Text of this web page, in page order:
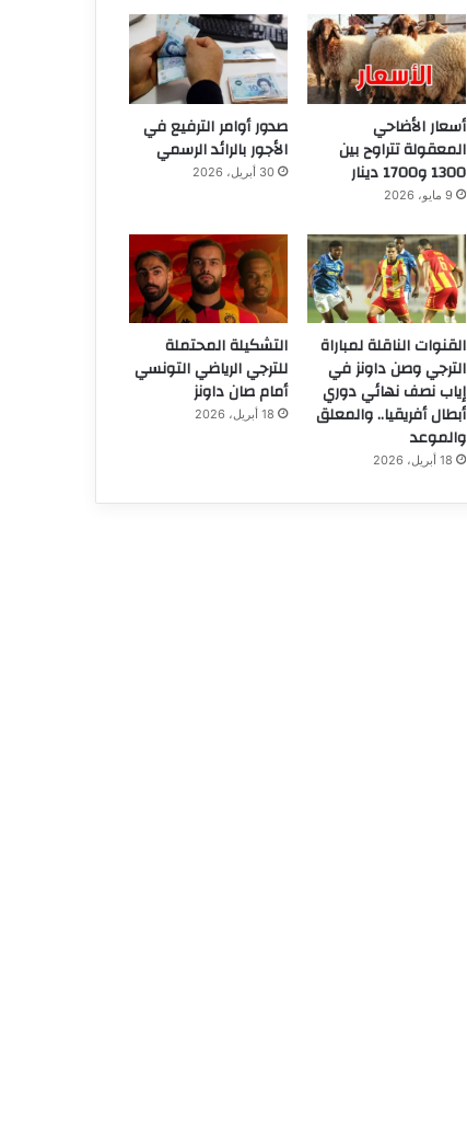
أسعار الأضاحي
المعقولة تتراوح بين
1300 و1700 دينار
9 مايو، 2026
صدور أوامر الترفيع في
الأجور بالرائد الرسمي
30 أبريل، 2026
القنوات الناقلة لمباراة
الترجي وصن داونز في
إياب نصف نهائي دوري
أبطال أفريقيا.. والمعلق
والموعد
18 أبريل، 2026
التشكيلة المحتملة
للترجي الرياضي التونسي
أمام صان داونز
18 أبريل، 2026